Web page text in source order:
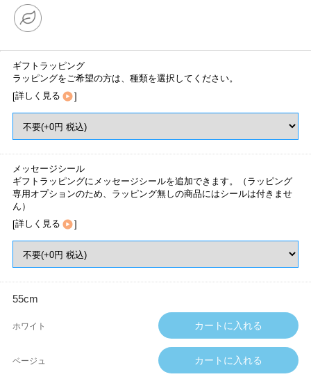
ギフトラッピング
ラッピングをご希望の方は、種類を選択してください。
[詳しく見る ]
メッセージシール
ギフトラッピングにメッセージシールを追加できます。（ラッピング
専用オプションのため、ラッピング無しの商品にはシールは付きませ
ん）
[詳しく見る ]
55cm
ホワイト
ベージュ